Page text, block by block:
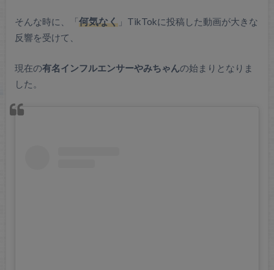
そんな時に、「何気なく」TikTokに投稿した動画が大きな
反響を受けて、
現在の有名インフルエンサーやみちゃんの始まりとなりま
した。